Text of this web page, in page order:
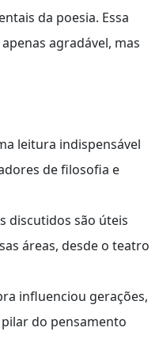
da poesia. Essa
agradável, mas
leitura indispensável
de filosofia e
discutidos são úteis
áreas, desde o teatro
influenciou gerações,
do pensamento